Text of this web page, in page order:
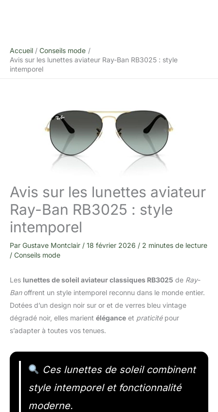
Accueil
Conseils mode
Avis sur les lunettes aviateur Ray-Ban RB3025 : style
intemporel
Avis sur les lunettes aviateur
Ray-Ban RB3025 : style
intemporel
Par Gustave Montclair / 18 février 2026 / 2 minutes de lecture
/ Conseils mode
Les lunettes de soleil aviateur classiques RB3025 de Ray-
Banoffrent un style intemporel reconnu dans le monde entier.
Dotées d’un design noir sur or et de verres bleu vintage
dégradé noir, elles marient élégance et praticitépour
s’adapter à toutes vos tenues.
Ces lunettes de soleil combinent
style intemporel et fonctionnalité
moderne.